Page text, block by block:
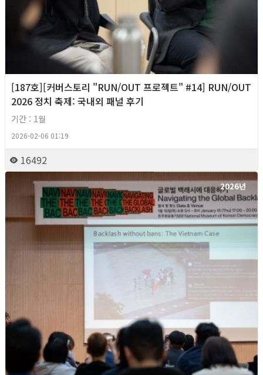
[187호][커버스토리 "RUN/OUT 프로젝트" #14] RUN/OUT
2026 정치 축제: 국내외 패널 후기
기간 : 1월
2026-02-06 01:19
16492
2026년